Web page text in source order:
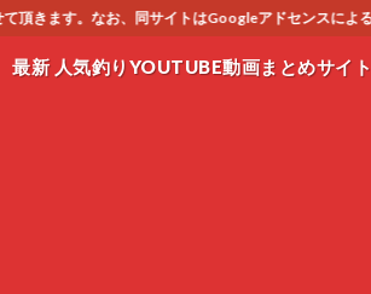
アドセンスによる広告を掲載しております。
最新 人気釣りYOUTUBE動画まとめサイト